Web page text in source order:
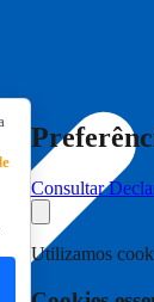
Consultar
Utilizamos